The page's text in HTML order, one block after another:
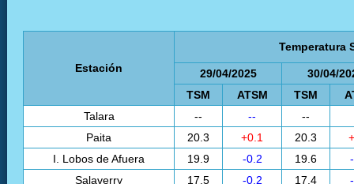
Estación
Temperatura
29/04/2025
30/04/
TSM
ATSM TSM
Talara
-- --
--
Paita
20.3 +0.1 20.3
I. Lobos de Afuera
19.9 -0.2 19.6
Salaverry
17.5 -0.2 17.4